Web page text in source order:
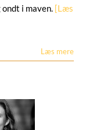
i maven. [Læs
Læs mere